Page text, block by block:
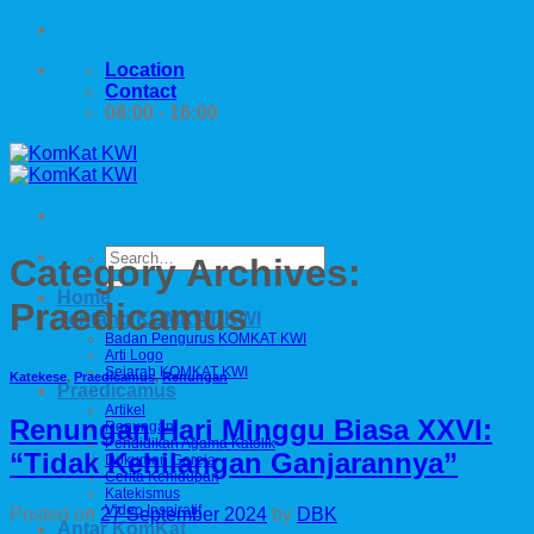
Skip
content
Location
Contact
08:00 - 16:00
Home
Tentang KOMKAT KWI
Badan Pengurus KOMKAT KWI
Arti Logo
Sejarah KOMKAT KWI
Praedicamus
Artikel
Renungan
Pendidikan Agama Katolik
Dokumen Gereja
Cerita Kehidupan
Katekismus
Video Inspiratif
Antar KomKat
Category Archives:
Praedicamus
Katekese, Praedicamus,Renungan
Renungan Hari Minggu Biasa XXVI:
“Tidak Kehilangan Ganjarannya”
Posted on 27 September 2024 by DBK